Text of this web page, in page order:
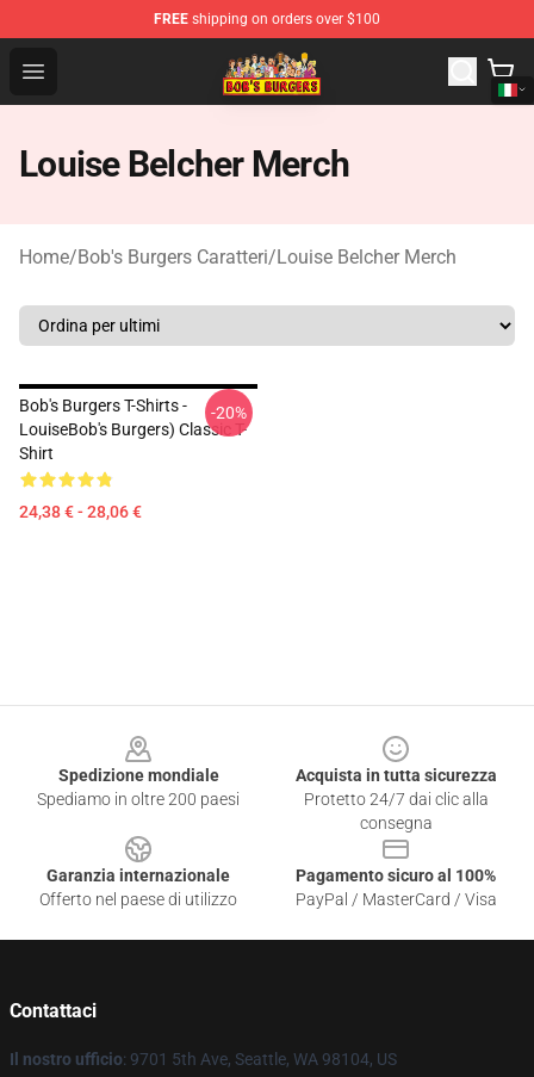
FREE shipping on orders over $100
Open menu
Bob's Burgers Store - Official Bob's Burgers Merchandise
Louise Belcher Merch
Home/Bob's Burgers Caratteri/Louise Belcher Merch
Bob's Burgers T-Shirts -
LouiseBob's Burgers) Classic T-
Shirt
24,38 € - 28,06 €
-20%
Spedizione mondiale
Spediamo in oltre 200 paesi
Acquista in tutta sicurezza
Protetto 24/7 dai clic alla
consegna
Garanzia internazionale
Offerto nel paese di utilizzo
Pagamento sicuro al 100%
PayPal / MasterCard / Visa
Contattaci
Il nostro ufficio: 9701 5th Ave, Seattle, WA 98104, US